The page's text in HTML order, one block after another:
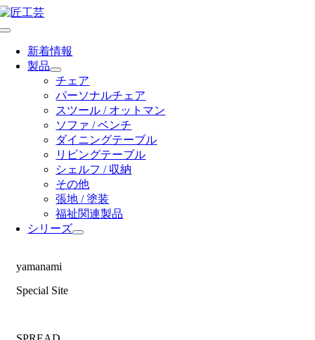
Skip
content
Toggle
Navigation新着情報
製品
チェア
パーソナルチェア
スツール / オットマン
ソファ / ベンチ
ダイニングテーブル
リビングテーブル
シェルフ / 収納
その他
張地 / 塗装
福祉関連製品
シリーズ
yamanami
Special Site